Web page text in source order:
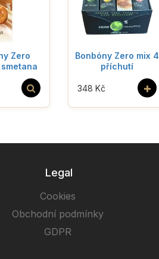
Zero
Bonbóny Zero mix 4
příchutí
+
348 Kč
Legal
Cookies
Obchodní podmínky
GDPR